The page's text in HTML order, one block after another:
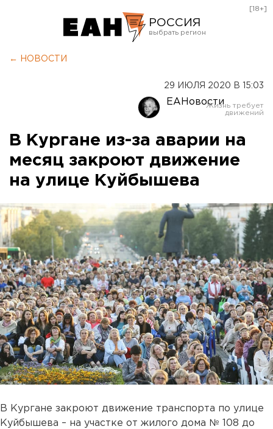
РОССИЯ
Оренбург
[18+]
← НОВОСТИ
29 ИЮЛЯ 2020 В 15:03
ЕАНовости
В Кургане из-за аварии на
месяц закроют движение
на улице Куйбышева
В Кургане закроют движение транспорта по улице
Куйбышева – на участке от жилого дома № 108 до